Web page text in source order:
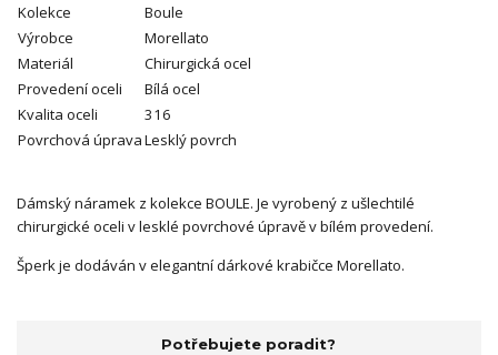
Kolekce
Boule
Výrobce
Morellato
Materiál
Chirurgická ocel
Provedení oceli
Bílá ocel
Kvalita oceli
316
Povrchová úpravaLesklý povrch
Dámský náramek z kolekce BOULE. Je vyrobený z ušlechtilé
chirurgické oceli v lesklé povrchové úpravě v bílém provedení.
Šperk je dodáván v elegantní dárkové krabičce Morellato.
Potřebujete poradit?